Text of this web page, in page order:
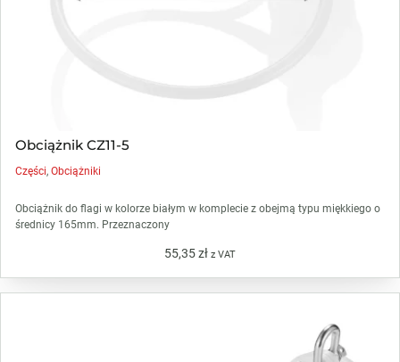
Obciążnik CZ11-5
Części,Obciążniki
Obciążnik do flagi w kolorze białym w komplecie z obejmą typu miękkiego o
średnicy 165mm. Przeznaczony
55,35zł z VAT